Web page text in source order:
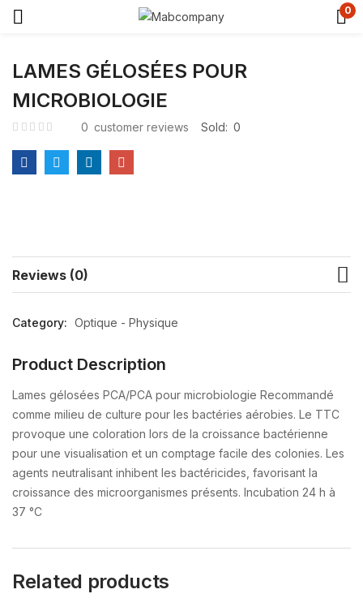
0
LAMES GÉLOSÉES POUR
MICROBIOLOGIE
0 customer reviews Sold: 0
Reviews (0)
Category: Optique - Physique
Product Description
Lames gélosées PCA/PCA pour microbiologie Recommandé
comme milieu de culture pour les bactéries aérobies. Le TTC
provoque une coloration lors de la croissance bactérienne
pour une visualisation et un comptage facile des colonies. Les
agents neutralisant inhibent les bactéricides, favorisant la
croissance des microorganismes présents. Incubation 24 h à
37 °C
Related products